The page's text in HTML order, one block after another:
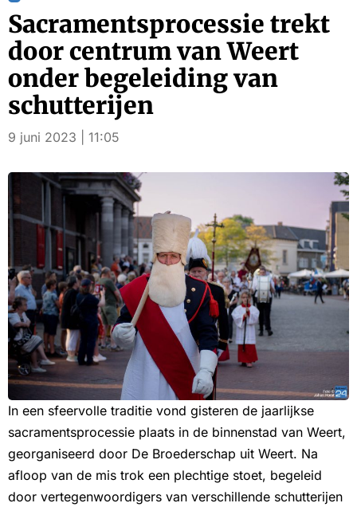
Sacramentsprocessie trekt
door centrum van Weert
onder begeleiding van
schutterijen
9 juni 2023 | 11:05
In een sfeervolle traditie vond gisteren de jaarlijkse
sacramentsprocessie plaats in de binnenstad van Weert,
georganiseerd door De Broederschap uit Weert. Na
afloop van de mis trok een plechtige stoet, begeleid
door vertegenwoordigers van verschillende schutterijen